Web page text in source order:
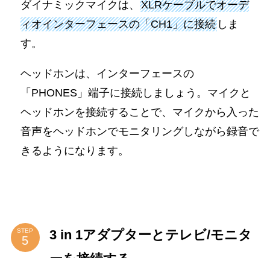
ダイナミックマイクは、 XLRケーブルでオーデ
ィオインターフェースの「CH1」に接続しま
す。
ヘッドホンは、インターフェースの
「PHONES」端子に接続しましょう。マイクと
ヘッドホンを接続することで、マイクから入った
音声をヘッドホンでモニタリングしながら録音で
きるようになります。
STEP
3 in 1アダプターとテレビ/モニタ